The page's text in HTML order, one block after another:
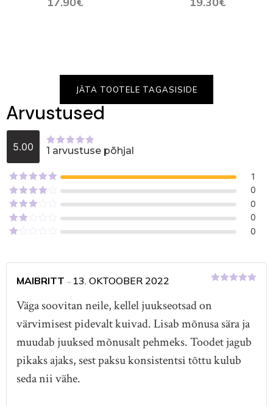
JÄTA TOOTELE TAGASISIDE
Arvustused
5.00
Hinnanguga
1 arvustuse põhjal
Hinnanguga
5
/ 5
1
Hinnanguga
/ 5
0
Hinnanguga
3
0
Hinnanguga
0
/
0
MAIBRITT – 13. OKTOOBER 2022
Väga soovitan neile, kellel juukseotsad on
värvimisest pidevalt kuivad. Lisab mõnusa sära ja
muudab juuksed mõnusalt pehmeks. Toodet jagub
pikaks ajaks, sest paksu konsistentsi tõttu kulub
seda nii vähe.